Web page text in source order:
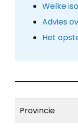
Welke
Advies
Het
Provincie